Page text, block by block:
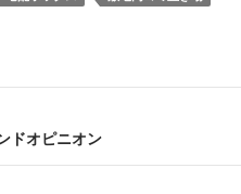
ドオピニオン